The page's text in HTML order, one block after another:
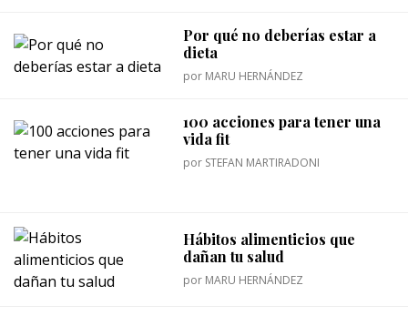
Por qué no deberías estar a
dieta
por MARU HERNÁNDEZ
100 acciones para tener una
vida fit
por STEFAN MARTIRADONI
Hábitos alimenticios que
dañan tu salud
por MARU HERNÁNDEZ